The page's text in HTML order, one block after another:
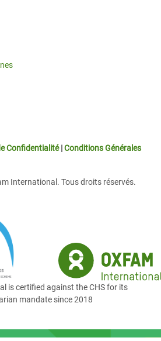
Confidentialité|Conditions Générales
International. Tous droits réservés.
is certified against the CHS for its
mandate since 2018